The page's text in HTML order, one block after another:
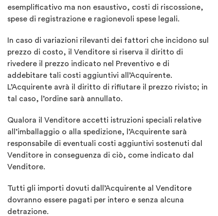
esemplificativo ma non esaustivo, costi di riscossione,
spese di registrazione e ragionevoli spese legali.
In caso di variazioni rilevanti dei fattori che incidono sul
prezzo di costo, il Venditore si riserva il diritto di
rivedere il prezzo indicato nel Preventivo e di
addebitare tali costi aggiuntivi all’Acquirente.
L’Acquirente avrà il diritto di rifiutare il prezzo rivisto; in
tal caso, l’ordine sarà annullato.
Qualora il Venditore accetti istruzioni speciali relative
all’imballaggio o alla spedizione, l’Acquirente sarà
responsabile di eventuali costi aggiuntivi sostenuti dal
Venditore in conseguenza di ciò, come indicato dal
Venditore.
Tutti gli importi dovuti dall’Acquirente al Venditore
dovranno essere pagati per intero e senza alcuna
detrazione.